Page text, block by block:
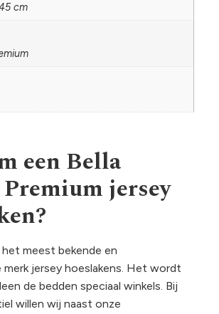
een Bella
jersey
het meest bekende en
merk jersey hoeslakens. Het wordt
de bedden speciaal winkels. Bij
willen wij naast onze
cm